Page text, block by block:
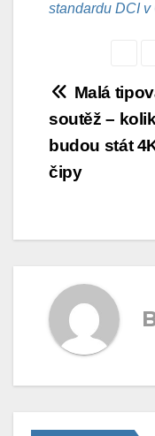
standardu DCI
pro
Malá
soutěž – kolik
budou stát
čipy